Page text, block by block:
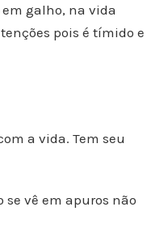
galho, na vida
pois é tímido e
a vida. Tem seu
vê em apuros não